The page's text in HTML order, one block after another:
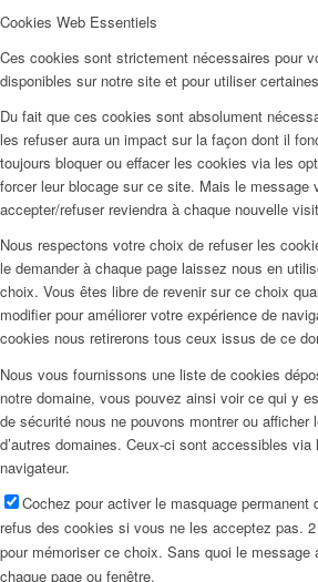
Cookies Web Essentiels
Ces cookies sont strictement nécessaires pour
disponibles sur notre site et pour utiliser
Du fait que ces cookies sont absolument
les refuser aura un impact sur la façon dont il
toujours bloquer ou effacer les cookies via les
forcer leur blocage sur ce site. Mais le message
accepter/refuser reviendra à chaque nouvelle
Nous respectons votre choix de refuser les
le demander à chaque page laissez nous en
choix. Vous êtes libre de revenir sur ce choix
modifier pour améliorer votre expérience de
cookies nous retirerons tous ceux issus de ce
Nous vous fournissons une liste de cookies
notre domaine, vous pouvez ainsi voir ce qui y
de sécurité nous ne pouvons montrer ou afficher
d’autres domaines. Ceux-ci sont accessibles
navigateur.
Cochez pour activer le masquage permanent
refus des cookies si vous ne les acceptez pas.
pour mémoriser ce choix. Sans quoi le message
chaque page ou fenêtre.